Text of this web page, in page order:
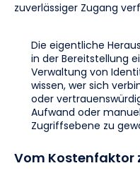
zuverlässiger Zugang
Die eigentliche
in der Bereitstellung
Verwaltung von
wissen, wer sich
oder
Aufwand oder
Zugriffsebene zu
Vom Kostenfaktor